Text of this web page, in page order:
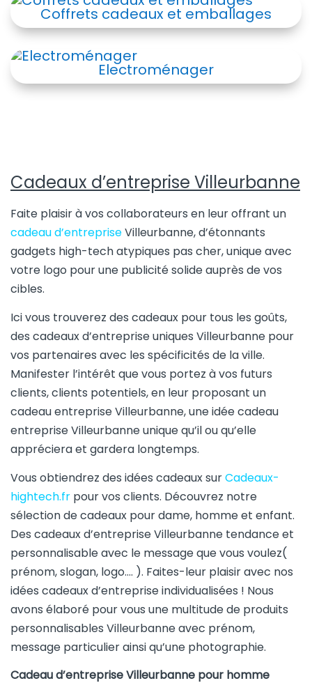
Coffrets cadeaux et emballages
Electroménager
Cadeaux d’entreprise Villeurbanne
Faite plaisir à vos collaborateurs en leur offrant un
cadeau d’entrepriseVilleurbanne, d’étonnants
gadgets high-tech atypiques pas cher, unique avec
votre logo pour une publicité solide auprès de vos
cibles.
Ici vous trouverez des cadeaux pour tous les goûts,
des cadeaux d’entreprise uniques Villeurbanne pour
vos partenaires avec les spécificités de la ville.
Manifester l’intérêt que vous portez à vos futurs
clients, clients potentiels, en leur proposant un
cadeau entreprise Villeurbanne, une idée cadeau
entreprise Villeurbanne unique qu’il ou qu’elle
appréciera et gardera longtemps.
Vous obtiendrez des idées cadeaux surCadeaux-
hightech.fr pour vos clients. Découvrez notre
sélection de cadeaux pour dame, homme et enfant.
Des cadeaux d’entreprise Villeurbanne tendance et
personnalisable avec le message que vous voulez(
prénom, slogan, logo…. ). Faites-leur plaisir avec nos
idées cadeaux d’entreprise individualisées ! Nous
avons élaboré pour vous une multitude de produits
personnalisables Villeurbanne avec prénom,
message particulier ainsi qu’une photographie.
Cadeau d’entreprise Villeurbanne pour homme